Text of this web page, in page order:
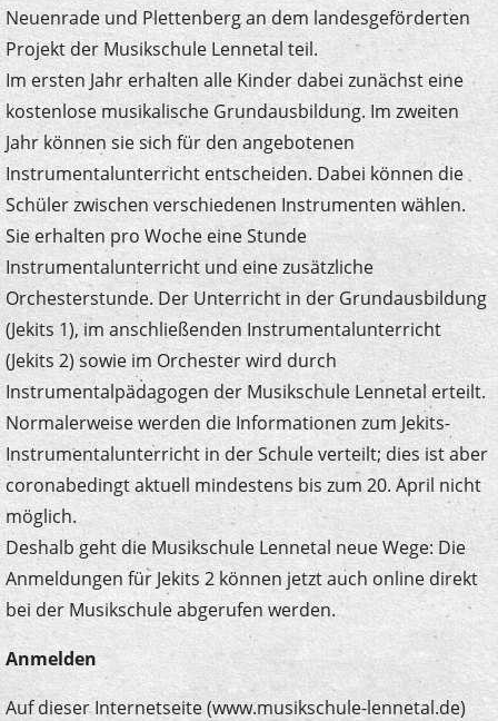
Neuenrade und Plettenberg an dem landesgeförderten
Projekt der Musikschule Lennetal teil.
Im ersten Jahr erhalten alle Kinder dabei zunächst eine
kostenlose musikalische Grundausbildung. Im zweiten
Jahr können sie sich für den angebotenen
Instrumentalunterricht entscheiden. Dabei können die
Schüler zwischen verschiedenen Instrumenten wählen.
Sie erhalten pro Woche eine Stunde
Instrumentalunterricht und eine zusätzliche
Orchesterstunde. Der Unterricht in der Grundausbildung
(Jekits 1), im anschließenden Instrumentalunterricht
(Jekits 2) sowie im Orchester wird durch
Instrumentalpädagogen der Musikschule Lennetal erteilt.
Normalerweise werden die Informationen zum Jekits-
Instrumentalunterricht in der Schule verteilt; dies ist aber
coronabedingt aktuell mindestens bis zum 20. April nicht
möglich.
Deshalb geht die Musikschule Lennetal neue Wege: Die
Anmeldungen für Jekits 2 können jetzt auch online direkt
bei der Musikschule abgerufen werden.
Anmelden
Auf dieser Internetseite (www.musikschule-lennetal.de)